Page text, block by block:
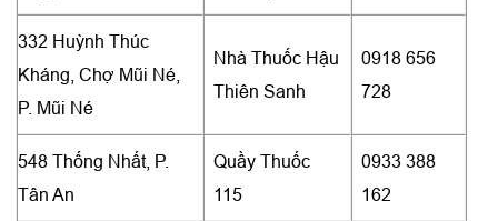
332 Huỳnh Thúc
Kháng, Chợ Mũi Né,
P. Mũi Né
Nhà Thuốc Hậu
Thiên Sanh
0918 656
728
548 Thống Nhất, P.
Tân An
Quầy Thuốc
115
0933 388
162